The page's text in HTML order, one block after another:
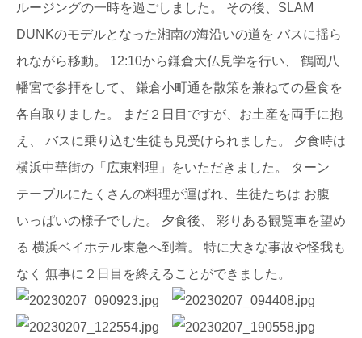
ルージングの一時を過ごしました。 その後、SLAM
DUNKのモデルとなった湘南の海沿いの道を バスに揺ら
れながら移動。 12:10から鎌倉大仏見学を行い、 鶴岡八
幡宮で参拝をして、 鎌倉小町通を散策を兼ねての昼食を
各自取りました。 まだ２日目ですが、お土産を両手に抱
え、 バスに乗り込む生徒も見受けられました。 夕食時は
横浜中華街の「広東料理」をいただきました。 ターン
テーブルにたくさんの料理が運ばれ、生徒たちは お腹
いっぱいの様子でした。 夕食後、 彩りある観覧車を望め
る 横浜ベイホテル東急へ到着。 特に大きな事故や怪我も
なく 無事に２日目を終えることができました。